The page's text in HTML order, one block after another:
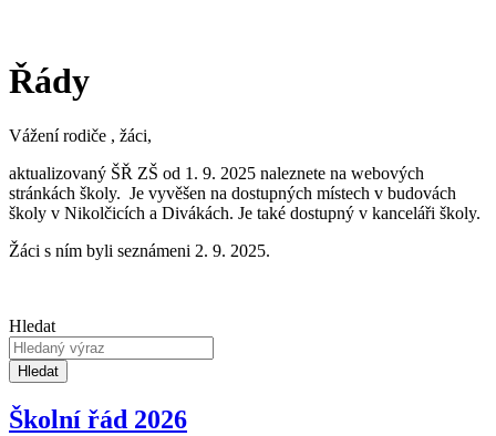
Řády
Vážení rodiče , žáci,
aktualizovaný ŠŘ ZŠ od 1. 9. 2025 naleznete na webových
stránkách školy. Je vyvěšen na dostupných místech v budovách
školy v Nikolčicích a Divákách. Je také dostupný v kanceláři školy.
Žáci s ním byli seznámeni 2. 9. 2025.
Hledat
Hledat
Školní řád 2026